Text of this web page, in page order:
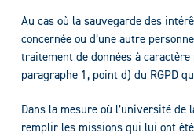
Au cas où la sauvegarde des
concernée ou d’une autre
traitement de données à caractère
paragraphe 1, point d) du RGPD
Dans la mesure où l’université
remplir les missions qui lui ont